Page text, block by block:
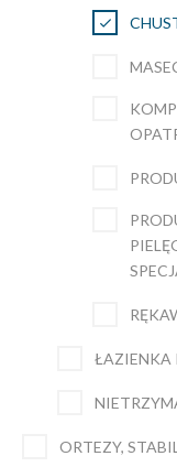
ŁAZIENKA
ORTEZY,